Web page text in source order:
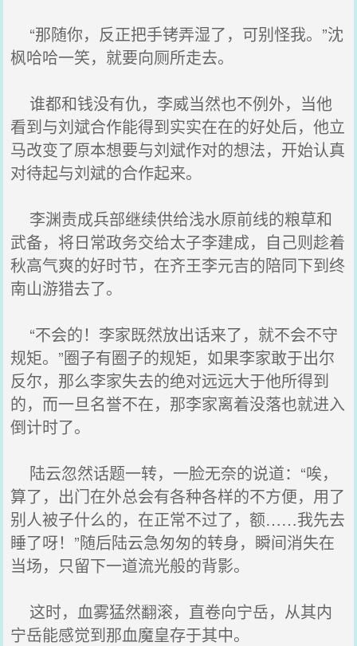
“那随你，反正把手铐弄湿了，可别怪我。”沈
枫哈哈一笑，就要向厕所走去。
谁都和钱没有仇，李威当然也不例外，当他
看到与刘斌合作能得到实实在在的好处后，他立
马改变了原本想要与刘斌作对的想法，开始认真
对待起与刘斌的合作起来。
李渊责成兵部继续供给浅水原前线的粮草和
武备，将日常政务交给太子李建成，自己则趁着
秋高气爽的好时节，在齐王李元吉的陪同下到终
南山游猎去了。
“不会的！李家既然放出话来了，就不会不守
规矩。”圈子有圈子的规矩，如果李家敢于出尔
反尔，那么李家失去的绝对远远大于他所得到
的，而一旦名誉不在，那李家离着没落也就进入
倒计时了。
陆云忽然话题一转，一脸无奈的说道：“唉，
算了，出门在外总会有各种各样的不方便，用了
别人被子什么的，在正常不过了，额……我先去
睡了呀！”随后陆云急匆匆的转身，瞬间消失在
当场，只留下一道流光般的背影。
这时，血雾猛然翻滚，直卷向宁岳，从其内
宁岳能感觉到那血魔皇存于其中。